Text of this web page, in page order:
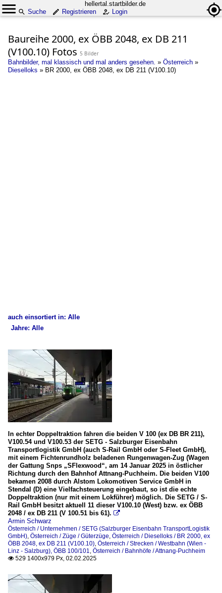
hellertal.startbilder.de
Suche
Registrieren Login
Baureihe 2000, ex ÖBB 2048, ex DB 211
(V100.10) Fotos 5 Bilder
Bahnbilder, mal klassisch und mal anders gesehen. » Österreich »
Dieselloks » BR 2000, ex ÖBB 2048, ex DB 211 (V100.10)
auch einsortiert in: Alle
Deutschland
Dieselloks
BR 211 (DB V100.10)
Bahnhöfe
Attnang-Puchheim
Dieselloks
BR 2048, ex DB 211 (V100.10)
Strecken
Westbahn (Wien - Linz - Salzburg), ÖBB 100/101
SETG (Salzburger Eisenbahn TransportLogistik GmbH)
Jahre: Alle
Alle Jahre
2020
2022
2025
In echter Doppeltraktion fahren die beiden V 100 (ex DB BR 211),
V100.54 und V100.53 der SETG - Salzburger Eisenbahn
Transportlogistik GmbH (auch S-Rail GmbH oder S-Fleet GmbH),
mit einem Fichtenrundholz beladenen Rungenwagen-Zug (Wagen
der Gattung Snps „SFlexwood“, am 14 Januar 2025 in östlicher
Richtung durch den Bahnhof Attnang-Puchheim. Die beiden V100
bekamen 2008 durch Alstom Lokomotiven Service GmbH in
Stendal (D) eine Vielfachsteuerung eingebaut, so ist die echte
Doppeltraktion (nur mit einem Lokführer) möglich. Die SETG / S-
Rail GmbH besitzt aktuell 11 dieser V100.10 (West) bzw. ex ÖBB
2048 / ex DB 211 (V 100.51 bis 61). 
Armin Schwarz
Österreich / Unternehmen / SETG (Salzburger Eisenbahn TransportLogistik
GmbH), Österreich / Züge / Güterzüge, Österreich / Dieselloks / BR 2000, ex
ÖBB 2048, ex DB 211 (V100.10), Österreich / Strecken / Westbahn (Wien -
Linz - Salzburg), ÖBB 100/101, Österreich / Bahnhöfe / Attnang-Puchheim
 529 1400x979 Px, 02.02.2025